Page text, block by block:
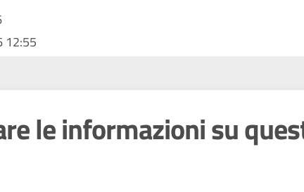
12:55
le informazioni su
a 5 stelle